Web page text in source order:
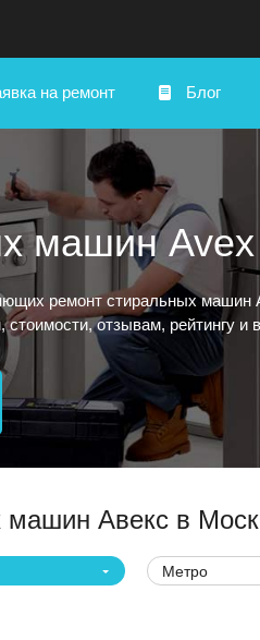
на ремонт Блог
машин
ремонт стиральных машин
стоимости, отзывам, рейтингу
Авекс в
Метро